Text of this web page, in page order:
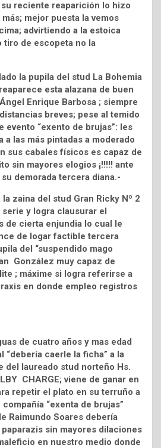
reciente reaparición lo hizo
mejor puesta la vemos
advirtiendo a la estoica
tiro de escopeta no la
la pupila del stud La Bohemia
esta alazana de buen
Enrique Barbosa ; siempre
breves; pese al temido
evento “exento de brujas”: les
a las más pintadas a moderado
sus cabales físicos es capaz de
sin mayores elogios ¡!!!!! ante
demorada tercera diana.-
zaina del stud Gran Ricky Nº 2
serie y logra clausurar el
de cierta enjundia lo cual le
de logar factible tercera
del “suspendido mago
González muy capaz de
; máxime si logra referirse a
en donde empleo registros
de cuatro años y mas edad
“debería caerle la ficha” a la
del laureado stud norteño Hs.
CHARGE; viene de ganar en
repetir el plato en su terruño a
“exenta de brujas”
Raimundo Soares debería
sin mayores dilaciones
en nuestro medio donde